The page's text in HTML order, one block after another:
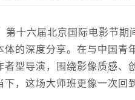
第十六届北京国际电影节
体的深度分享。在与中国
者型导演，围绕影像质感
下，这场大师班更像一次